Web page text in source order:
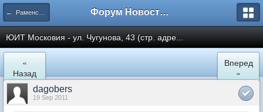
← Раменское Форум Новостройки
ЮИТ Московия - ул. Чугунова, 43 (стр. адре...
«
Назад
Вперед
»
dagobers
19 Sep 2011